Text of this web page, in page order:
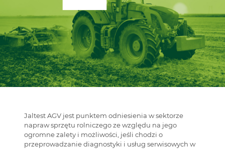
Jaltest AGV jest punktem odniesienia w sektorze
napraw sprzętu rolniczego ze względu na jego
ogromne zalety i możliwości, jeśli chodzi o
przeprowadzanie diagnostyki i usług serwisowych w